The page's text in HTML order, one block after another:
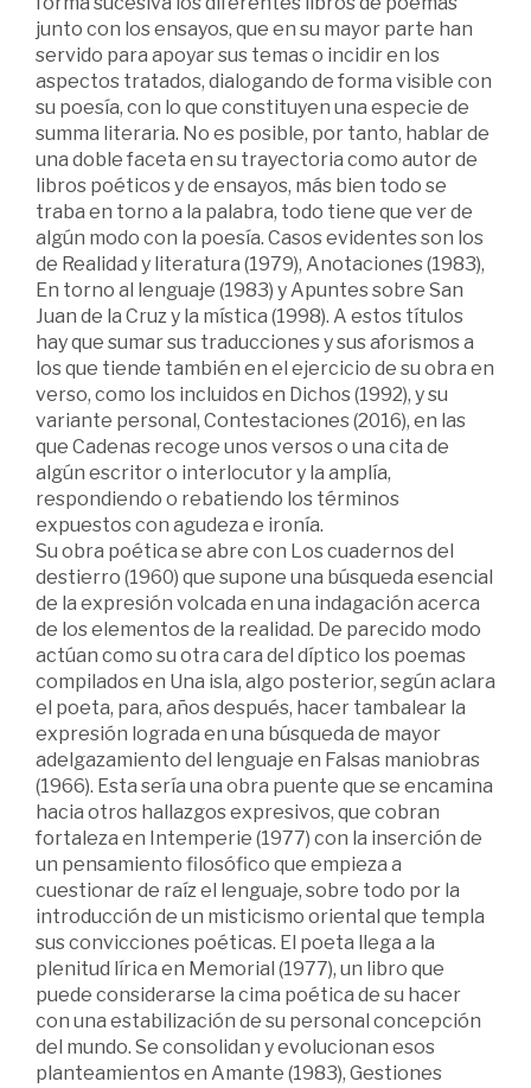
junto con los ensayos, que en su mayor parte han
servido para apoyar sus temas o incidir en los
aspectos tratados, dialogando de forma visible con
su poesía, con lo que constituyen una especie de
summa literaria. No es posible, por tanto, hablar de
una doble faceta en su trayectoria como autor de
libros poéticos y de ensayos, más bien todo se
traba en torno a la palabra, todo tiene que ver de
algún modo con la poesía. Casos evidentes son los
de Realidad y literatura (1979), Anotaciones (1983),
En torno al lenguaje (1983) y Apuntes sobre San
Juan de la Cruz y la mística (1998). A estos títulos
hay que sumar sus traducciones y sus aforismos a
los que tiende también en el ejercicio de su obra en
verso, como los incluidos en Dichos (1992), y su
variante personal, Contestaciones (2016), en las
que Cadenas recoge unos versos o una cita de
algún escritor o interlocutor y la amplía,
respondiendo o rebatiendo los términos
expuestos con agudeza e ironía.
Su obra poética se abre con Los cuadernos del
destierro (1960) que supone una búsqueda esencial
de la expresión volcada en una indagación acerca
de los elementos de la realidad. De parecido modo
actúan como su otra cara del díptico los poemas
compilados en Una isla, algo posterior, según aclara
el poeta, para, años después, hacer tambalear la
expresión lograda en una búsqueda de mayor
adelgazamiento del lenguaje en Falsas maniobras
(1966). Esta sería una obra puente que se encamina
hacia otros hallazgos expresivos, que cobran
fortaleza en Intemperie (1977) con la inserción de
un pensamiento filosófico que empieza a
cuestionar de raíz el lenguaje, sobre todo por la
introducción de un misticismo oriental que templa
sus convicciones poéticas. El poeta llega a la
plenitud lírica en Memorial (1977), un libro que
puede considerarse la cima poética de su hacer
con una estabilización de su personal concepción
del mundo. Se consolidan y evolucionan esos
planteamientos en Amante (1983), Gestiones